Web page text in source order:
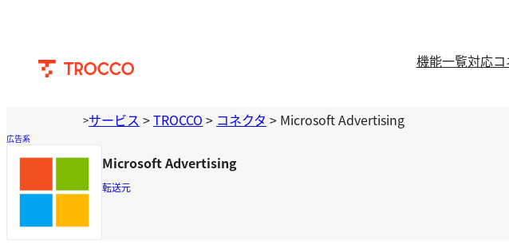
プ
機能一覧対応コ
>サービス >TROCCO > コネクタ > Microsoft Advertising
広告系
Microsoft Advertising
転送元